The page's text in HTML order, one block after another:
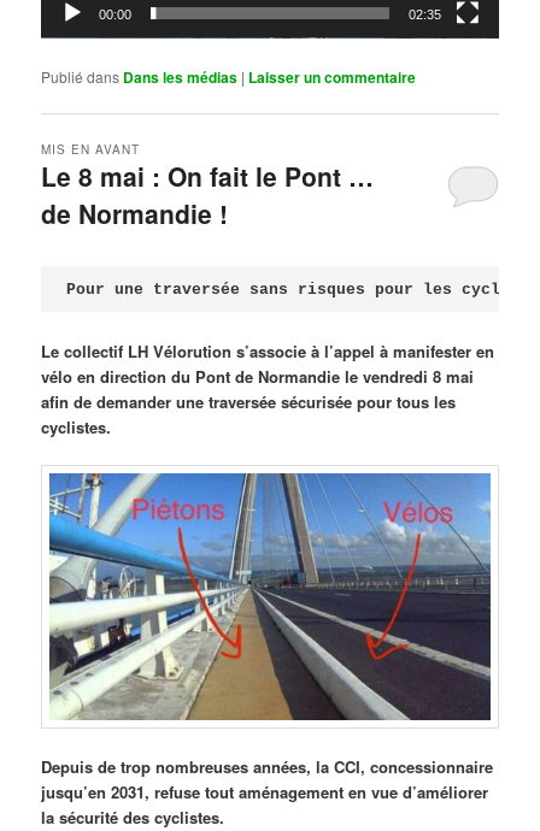
00:00 02:35
Publié dans Dans les médias | Laisser un commentaire
Le 8 mai : On fait le Pont …
de Normandie !
MIS EN AVANT
Pour une traversée sans risques pour les
Le collectif LH Vélorution s’associe à l’appel à manifester en
vélo en direction du Pont de Normandie le vendredi 8 mai
afin de demander une traversée sécurisée pour tous les
cyclistes.
Depuis de trop nombreuses années, la CCI, concessionnaire
jusqu’en 2031, refuse tout aménagement en vue d’améliorer
la sécurité des cyclistes.